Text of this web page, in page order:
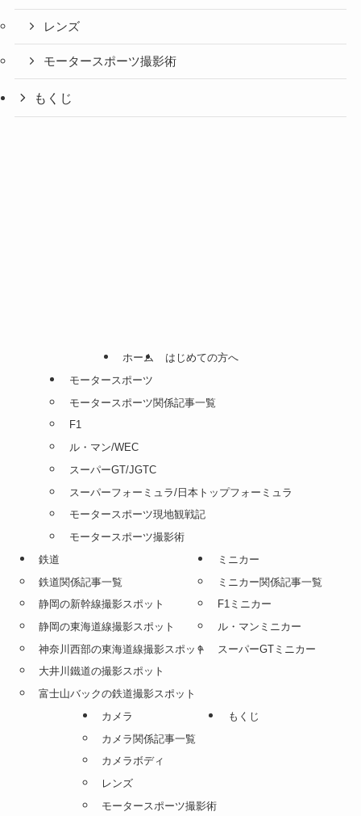
レンズ
モータースポーツ撮影術
もくじ
ホーム
はじめての方へ
モータースポーツ
モータースポーツ関係記事一覧
F1
ル・マン/WEC
スーパーGT/JGTC
スーパーフォーミュラ/日本トップフォーミュラ
モータースポーツ現地観戦記
モータースポーツ撮影術
鉄道
鉄道関係記事一覧
静岡の新幹線撮影スポット
静岡の東海道線撮影スポット
神奈川西部の東海道線撮影スポット
大井川鐵道の撮影スポット
富士山バックの鉄道撮影スポット
ミニカー
ミニカー関係記事一覧
F1ミニカー
ル・マンミニカー
スーパーGTミニカー
カメラ
カメラ関係記事一覧
カメラボディ
レンズ
モータースポーツ撮影術
もくじ